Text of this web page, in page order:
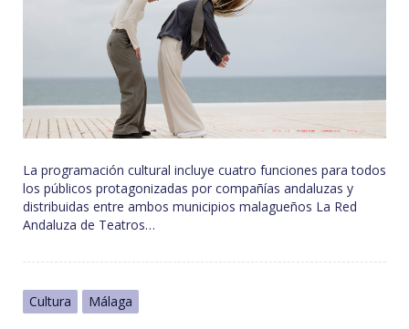
La programación cultural incluye cuatro funciones para todos
los públicos protagonizadas por compañías andaluzas y
distribuidas entre ambos municipios malagueños La Red
Andaluza de Teatros…
Cultura Málaga